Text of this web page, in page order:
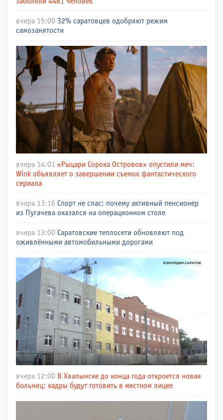
вчера 15:00 32% саратовцев одобряют режим
самозанятости
вчера 14:01 «Рыцари Сорока Островов» опустили меч:
Wink объявляет о завершении съемок фантастического
сериала
вчера 13:16 Спорт не спас: почему активный пенсионер
из Пугачева оказался на операционном столе
вчера 13:00 Саратовские теплосети обновляют под
оживлёнными автомобильными дорогами
вчера 12:00 В Хвалынске до конца года откроется новая
больниц: кадры будут готовить в местном лицее